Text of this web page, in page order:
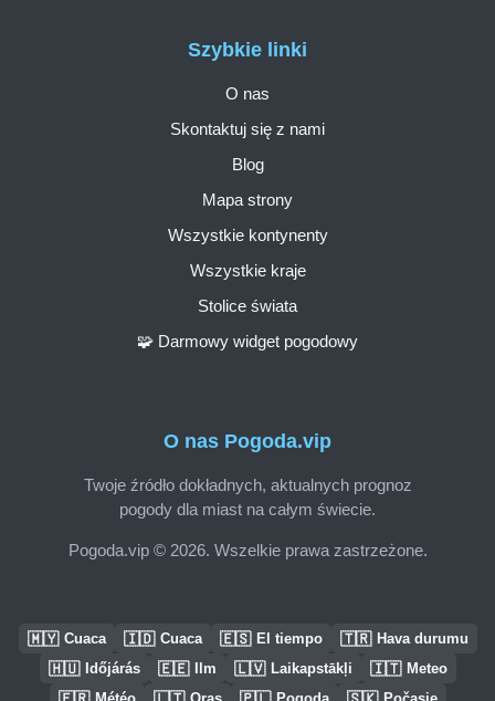
O nas Pogoda.vip
Twoje źródło dokładnych, aktualnych prognoz
pogody dla miast na całym świecie.
Pogoda.vip © 2026. Wszelkie prawa zastrzeżone.
Szybkie linki
O nas
Skontaktuj się z nami
Blog
Mapa strony
Wszystkie kontynenty
Wszystkie kraje
Stolice świata
🧩 Darmowy widget pogodowy
🇲🇾 Cuaca 🇮🇩 Cuaca 🇪🇸 El tiempo 🇹🇷 Hava durumu
🇭🇺 Időjárás 🇪🇪 Ilm 🇱🇻 Laikapstākļi 🇮🇹 Meteo